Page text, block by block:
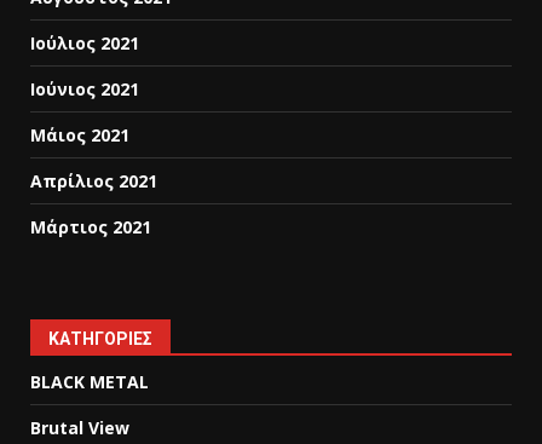
Ιούλιος 2021
Ιούνιος 2021
Μάιος 2021
Απρίλιος 2021
Μάρτιος 2021
KΑΤΗΓΟΡΊΕΣ
BLACK METAL
Brutal View